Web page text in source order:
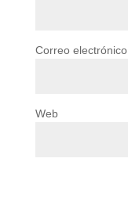
Correo electrónico
Web